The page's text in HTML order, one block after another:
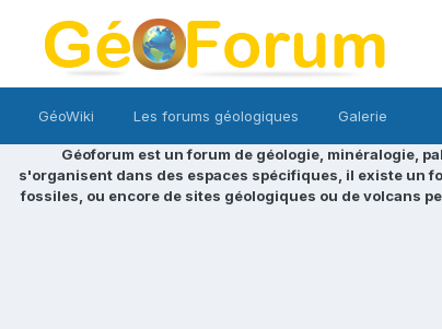
GéoWiki Les forums géologiques Galerie
Géoforum est un forum de géologie, minéralogie,
s'organisent dans des espaces spécifiques, il existe un
fossiles, ou encore de sites géologiques ou de volcans